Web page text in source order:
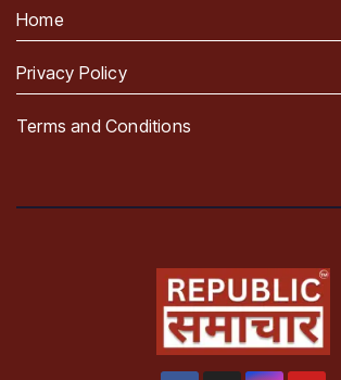
Home
Privacy Policy
Terms and Conditions